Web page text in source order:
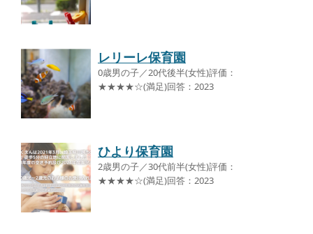
レリーレ保育園
0歳男の子／20代後半(女性)評価：
★★★★☆(満足)回答：2023
ひより保育園
2歳男の子／30代前半(女性)評価：
★★★★☆(満足)回答：2023